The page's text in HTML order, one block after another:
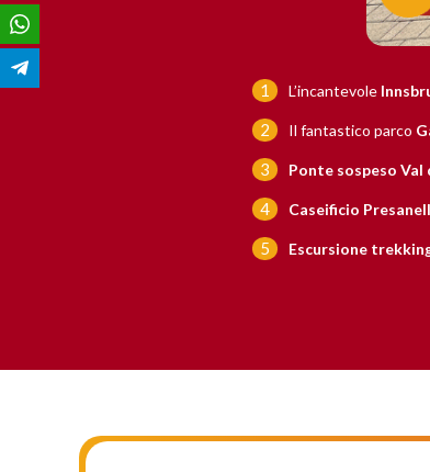
L’incantevole
Il fantastico parco
Ponte sospeso Val
Caseificio
Escursione